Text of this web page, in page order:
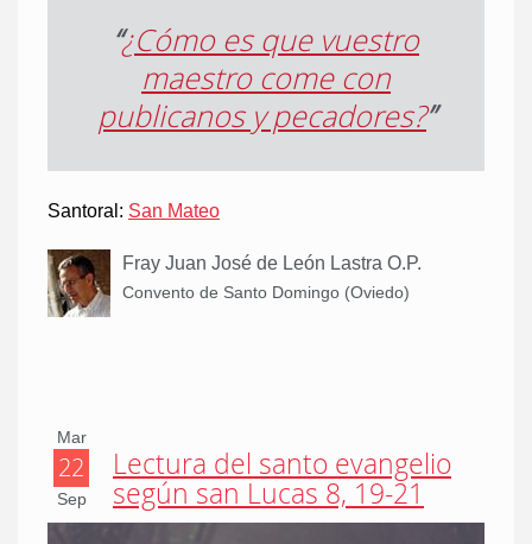
“¿Cómo es que vuestro
maestro come con
publicanos y pecadores?”
Santoral: San Mateo
Fray Juan José de León Lastra O.P.
Convento de Santo Domingo (Oviedo)
Mar
22
Sep
Lectura del santo evangelio
según san Lucas 8, 19-21